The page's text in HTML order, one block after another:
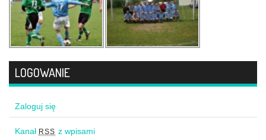
LOGOWANIE
Zaloguj się
Kanał RSS z wpisami